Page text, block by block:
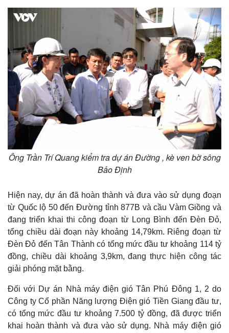
Thế giới
Quan sát
Cuộc sống đó đây
Hồ sơ
Multimedia
Video
Ảnh
E-Magazine
Infographic
Ông Trần Trí Quang kiểm tra dự án Đường , kè ven bờ sông
Bảo Định
Hiện nay, dự án đã hoàn thành và đưa vào sử dụng đoạn
từ Quốc lộ 50 đến Đường tỉnh 877B và cầu Vàm Giồng và
đang triển khai thi công đoạn từ Long Bình đến Đèn Đỏ,
tổng chiều dài đoạn này khoảng 14,79km. Riêng đoạn từ
Đèn Đỏ đến Tân Thành có tổng mức đầu tư khoảng 114 tỷ
đồng, chiều dài khoảng 3,9km, đang thực hiện công tác
giải phóng mặt bằng.
Đối với Dự án Nhà máy điện gió Tân Phú Đông 1, 2 do
Công ty Cổ phần Năng lượng Điện gió Tiền Giang đầu tư,
có tổng mức đầu tư khoảng 7.500 tỷ đồng, đã được triển
khai hoàn thành và đưa vào sử dụng. Nhà máy điện gió